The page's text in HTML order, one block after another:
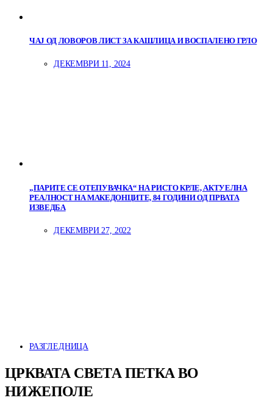
ЧАЈ ОД ЛОВОРОВ ЛИСТ ЗА КАШЛИЦА И ВОСПАЛЕНО ГРЛО
ДЕКЕМВРИ 11, 2024
„ПАРИТЕ СЕ ОТЕПУВАЧКА“ НА РИСТО КРЛЕ, АКТУЕЛНА
РЕАЛНОСТ НА МАКЕДОНЦИТЕ, 84 ГОДИНИ ОД ПРВАТА
ИЗВЕДБА
ДЕКЕМВРИ 27, 2022
РАЗГЛЕДНИЦА
ЦРКВАТА СВЕТА ПЕТКА ВО
НИЖЕПОЛЕ